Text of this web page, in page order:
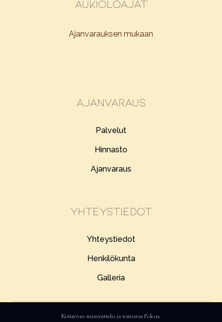
Aukioloajat
Ajanvarauksen mukaan
Ajanvaraus
Palvelut
Hinnasto
Ajanvaraus
Yhteystiedot
Yhteystiedot
Henkilökunta
Galleria
Kotisivun suunnittelu ja toteutusFokus.